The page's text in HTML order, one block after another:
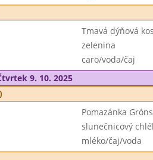
Tmavá dýňová
zelenina
caro/voda/čaj
9. 10. 2025
Pomazánka
slunečnicový
mléko/čaj/voda